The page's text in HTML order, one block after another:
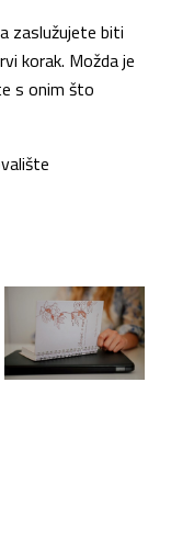
zaslužujete biti
korak. Možda je
s onim što